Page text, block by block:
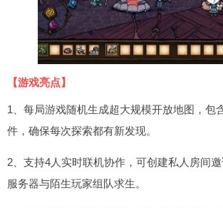
【游戏亮点】
1、每局游戏随机生成超大规模开放地图，包
件，确保每次探索都有新发现。
2、支持4人实时联机协作，可创建私人房间
服务器与陌生玩家组队求生。